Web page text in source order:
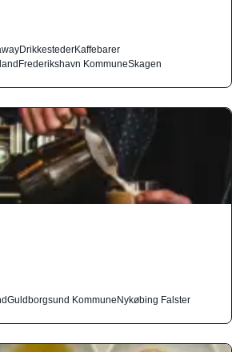
DrikkestederKaffebarer
Frederikshavn KommuneSkagen
Guldborgsund KommuneNykøbing Falster